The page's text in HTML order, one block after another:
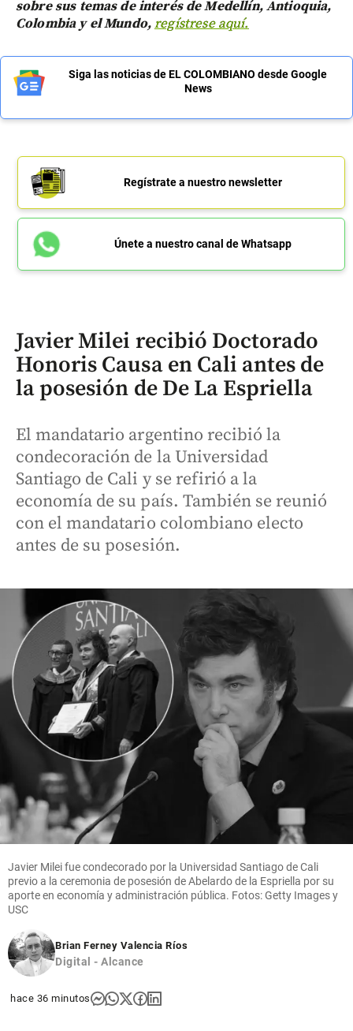
sobre sus temas de interés de Medellín, Antioquia,
Colombia y el Mundo,regístrese aquí.
Siga las noticias de EL COLOMBIANO desde Google
News
Regístrate a nuestro newsletter
Únete a nuestro canal de Whatsapp
Javier Milei recibió Doctorado
Honoris Causa en Cali antes de
la posesión de De La Espriella
El mandatario argentino recibió la
condecoración de la Universidad
Santiago de Cali y se refirió a la
economía de su país. También se reunió
con el mandatario colombiano electo
antes de su posesión.
Javier Milei fue condecorado por la Universidad Santiago de Cali
previo a la ceremonia de posesión de Abelardo de la Espriella por su
aporte en economía y administración pública. Fotos: Getty Images y
USC
Brian Ferney Valencia Ríos
Digital - Alcance
hace 36 minutos